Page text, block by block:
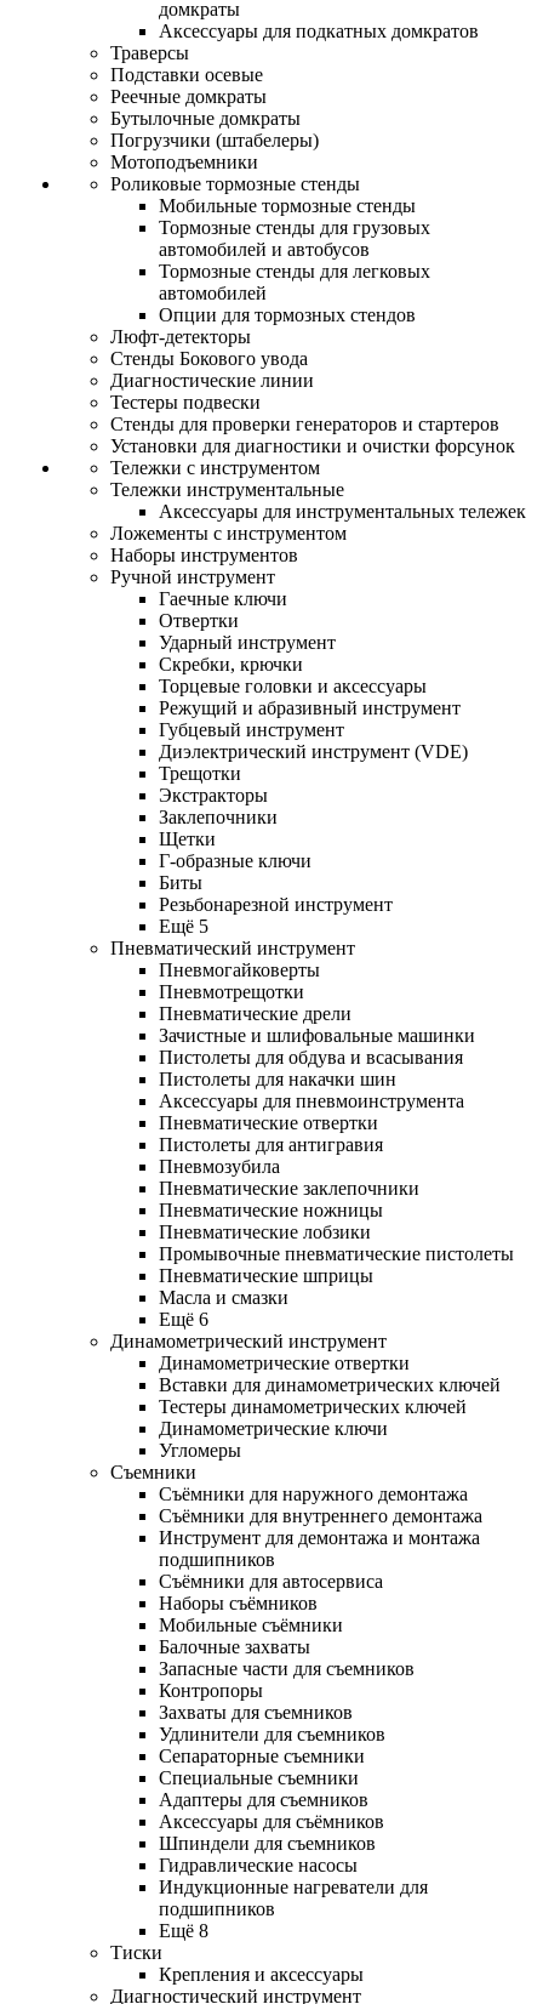
домкраты
Аксессуары для подкатных домкратов
Траверсы
Подставки осевые
Реечные домкраты
Бутылочные домкраты
Погрузчики (штабелеры)
Мотоподъемники
Роликовые тормозные стенды
Мобильные тормозные стенды
Тормозные стенды для грузовых
автомобилей и автобусов
Тормозные стенды для легковых
автомобилей
Опции для тормозных стендов
Люфт-детекторы
Стенды Бокового увода
Диагностические линии
Тестеры подвески
Стенды для проверки генераторов и стартеров
Установки для диагностики и очистки форсунок
Тележки с инструментом
Тележки инструментальные
Аксессуары для инструментальных тележек
Ложементы с инструментом
Наборы инструментов
Ручной инструмент
Гаечные ключи
Отвертки
Ударный инструмент
Скребки, крючки
Торцевые головки и аксессуары
Режущий и абразивный инструмент
Губцевый инструмент
Диэлектрический инструмент (VDE)
Трещотки
Экстракторы
Заклепочники
Щетки
Г-образные ключи
Биты
Резьбонарезной инструмент
Ещё 5
Пневматический инструмент
Пневмогайковерты
Пневмотрещотки
Пневматические дрели
Зачистные и шлифовальные машинки
Пистолеты для обдува и всасывания
Пистолеты для накачки шин
Аксессуары для пневмоинструмента
Пневматические отвертки
Пистолеты для антигравия
Пневмозубила
Пневматические заклепочники
Пневматические ножницы
Пневматические лобзики
Промывочные пневматические пистолеты
Пневматические шприцы
Масла и смазки
Ещё 6
Динамометрический инструмент
Динамометрические отвертки
Вставки для динамометрических ключей
Тестеры динамометрических ключей
Динамометрические ключи
Угломеры
Съемники
Съёмники для наружного демонтажа
Съёмники для внутреннего демонтажа
Инструмент для демонтажа и монтажа
подшипников
Съёмники для автосервиса
Наборы съёмников
Мобильные съёмники
Балочные захваты
Запасные части для съемников
Контропоры
Захваты для съемников
Удлинители для съемников
Сепараторные съемники
Специальные съемники
Адаптеры для съемников
Аксессуары для съёмников
Шпиндели для съемников
Гидравлические насосы
Индукционные нагреватели для
подшипников
Ещё 8
Тиски
Крепления и аксессуары
Диагностический инструмент